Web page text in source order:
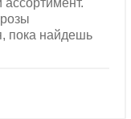
пока найдешь